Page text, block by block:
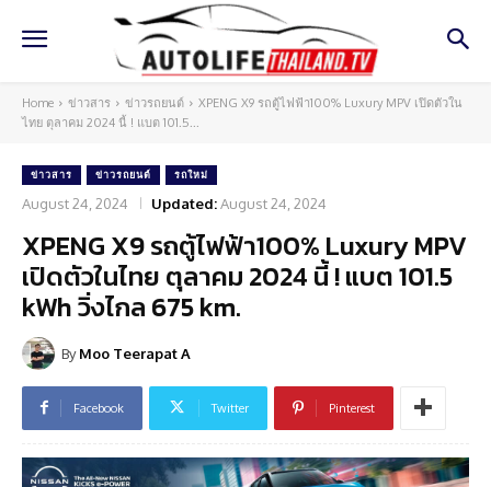
Home ข่าวสาร ข่าวรถยนต์
XPENG X9 รถตู้ไฟฟ้า100% Luxury MPV เปิดตัวใน
ไทย ตุลาคม 2024 นี้ ! แบต 101.5...
ข่าวสาร ข่าวรถยนต์ รถใหม่
August 24, 2024 Updated:August 24, 2024
XPENG X9 รถตู้ไฟฟ้า100% Luxury MPV
เปิดตัวในไทย ตุลาคม 2024 นี้ ! แบต 101.5
kWh วิ่งไกล 675 km.
By Moo Teerapat A
Facebook Twitter Pinterest